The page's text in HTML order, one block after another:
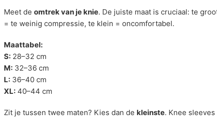
Meet de omtrek van je knie. De juiste maat is cruciaal: te
= te weinig compressie, te klein = oncomfortabel.
Maattabel:
S: 28–32 cm
M: 32–36 cm
L: 36–40 cm
XL: 40–44 cm
Zit je tussen twee maten? Kies dan de kleinste. Knee sleeves